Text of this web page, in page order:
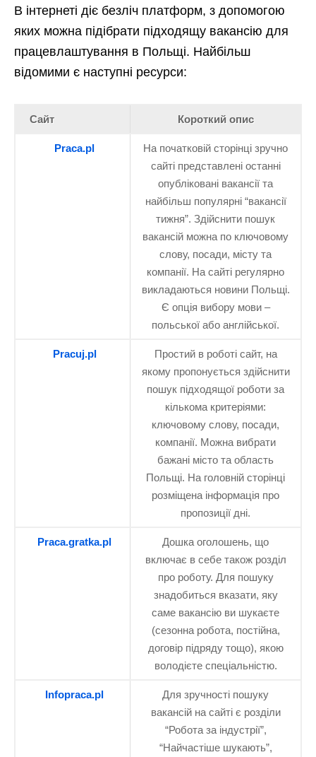
В інтернеті діє безліч платформ, з допомогою
яких можна підібрати підходящу вакансію для
працевлаштування в Польщі. Найбільш
відомими є наступні ресурси:
Сайт Короткий опис
Praca.pl
На початковій сторінці зручно
сайті представлені останні
опубліковані вакансії та
найбільш популярні “вакансії
тижня”. Здійснити пошук
вакансій можна по ключовому
слову, посади, місту та
компанії. На сайті регулярно
викладаються новини Польщі.
Є опція вибору мови –
польської або англійської.
Pracuj.pl
Простий в роботі сайт, на
якому пропонується здійснити
пошук підходящої роботи за
кількома критеріями:
ключовому слову, посади,
компанії. Можна вибрати
бажані місто та область
Польщі. На головній сторінці
розміщена інформація про
пропозиції дні.
Praca.gratka.pl
Дошка оголошень, що
включає в себе також розділ
про роботу. Для пошуку
знадобиться вказати, яку
саме вакансію ви шукаєте
(сезонна робота, постійна,
договір підряду тощо), якою
володієте спеціальністю.
Infopraca.pl
Для зручності пошуку
вакансій на сайті є розділи
“Робота за індустрії”,
“Найчастіше шукають”,